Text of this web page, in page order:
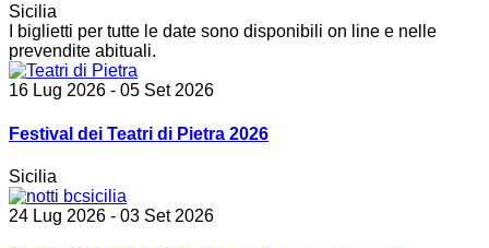
Sicilia
I biglietti per tutte le date sono disponibili on line e nelle
prevendite abituali.
16 Lug 2026 - 05 Set 2026
Festival dei Teatri di Pietra 2026
Sicilia
24 Lug 2026 - 03 Set 2026